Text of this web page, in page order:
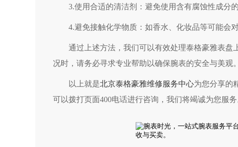
3.使用合适的清洁剂：避免使用含有腐蚀性成分的
4.避免接触化学物质：如香水、化妆品等可能会对
通过上述方法，我们可以有效处理泰格豪雅表盘
况时，请务必寻求专业帮助以确保腕表的安全与美观。
以上就是北京泰格豪雅维修服务中心为您分享的
可以拨打页面400电话进行咨询，我们将竭诚为您服务